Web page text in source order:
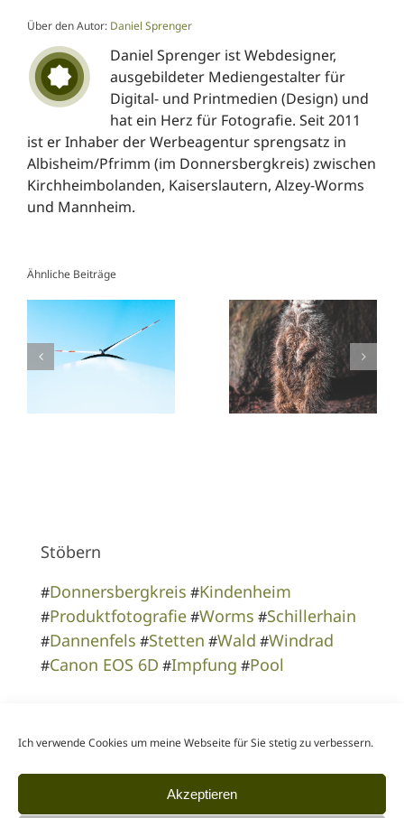
Ich verwende Cookies um meine Webseite für Sie stetig zu verbessern.
Akzeptieren
Über den Autor: Daniel Sprenger
Daniel Sprenger ist Webdesigner,
ausgebildeter Mediengestalter für
Digital- und Printmedien (Design) und
hat ein Herz für Fotografie. Seit 2011
ist er Inhaber der Werbeagentur sprengsatz in
Albisheim/Pfrimm (im Donnersbergkreis) zwischen
Kirchheimbolanden, Kaiserslautern, Alzey-Worms
und Mannheim.
Ähnliche Beiträge
Stöbern
#Donnersbergkreis #Kindenheim
#Produktfotografie#Worms #Schillerhain
#Dannenfels #Stetten #Wald #Windrad
#Canon EOS 6D #Impfung #Pool